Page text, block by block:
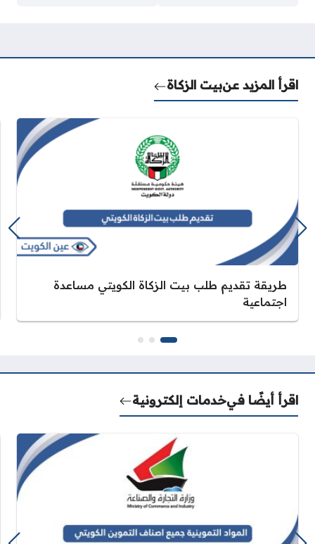
اقرأ المزيد عنبيت الزكاة
طريقة تقديم طلب بيت الزكاة الكويتي مساعدة
اجتماعية
اقرأ أيضًا فيخدمات إلكترونية